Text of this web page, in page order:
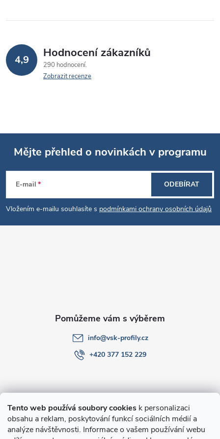
Tento web používá soubory cookies k personalizaci
obsahu a reklam, poskytování funkcí sociálních médií a
analýze návštěvnosti. Informace o vašem používání webu
4,9 Hodnocení zákazníků
290 hodnocení
Zobrazit recenze
Z
á
p
Mějte přehled o novinkách v programu
E-mail
Vložením e-mailu souhlasíte s podmínkami ochrany osobních údajů
ODEBÍRAT
O nákupu
info@vsk-profily.cz
+420 377 152 229